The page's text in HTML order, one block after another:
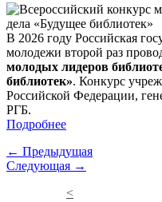
В 2026 году Российская
молодежи второй раз
молодых лидеров
библиотек». Конкурс
Российской Федерации,
РГБ.
Подробнее
← Предыдущая
Следующая →
<